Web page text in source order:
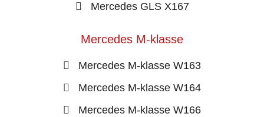
Mercedes GLS X167
Mercedes M-klasse
Mercedes M-klasse W163
Mercedes M-klasse W164
Mercedes M-klasse W166